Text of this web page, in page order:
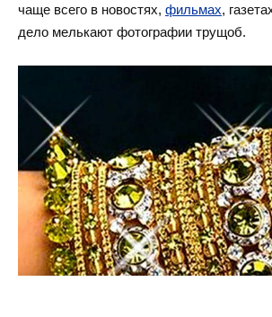
чаще всего в новостях, фильмах,
дело мелькают фотографии трущоб.